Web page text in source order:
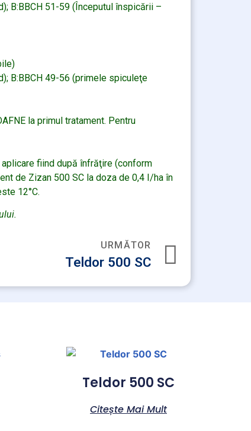
B:BBCH 51-59 (Începutul înspicării –
B:BBCH 49-56 (primele spiculeţe
la primul tratament. Pentru
fiind după înfrăţire (conform
de Zizan 500 SC la doza de 0,4 I/ha în
12°C.
URMĂTOR
Teldor 500 SC
Teldor 500 SC
Citește Mai Mult